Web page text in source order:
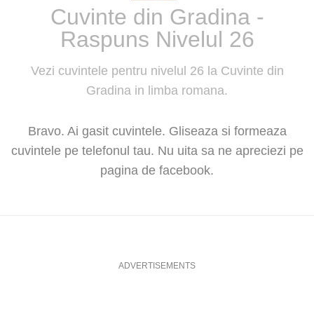
Cuvinte din Gradina -
Raspuns Nivelul 26
Vezi cuvintele pentru nivelul 26 la Cuvinte din
Gradina in limba romana.
Bravo. Ai gasit cuvintele. Gliseaza si formeaza
cuvintele pe telefonul tau. Nu uita sa ne apreciezi pe
pagina de facebook.
ADVERTISEMENTS